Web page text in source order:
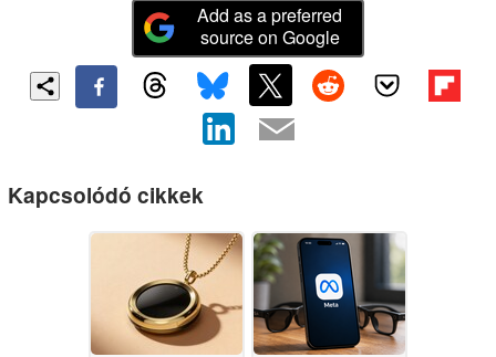
Add as a preferred
source on Google
Kapcsolódó cikkek